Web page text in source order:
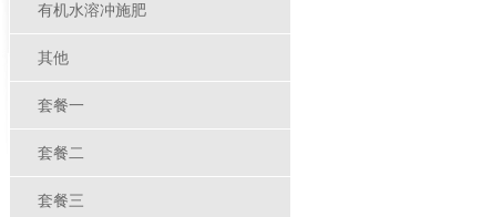
有机水溶冲施肥
其他
套餐一
套餐二
套餐三